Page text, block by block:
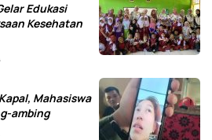
Edukasi
Kesehatan
Mahasiswa
ambing